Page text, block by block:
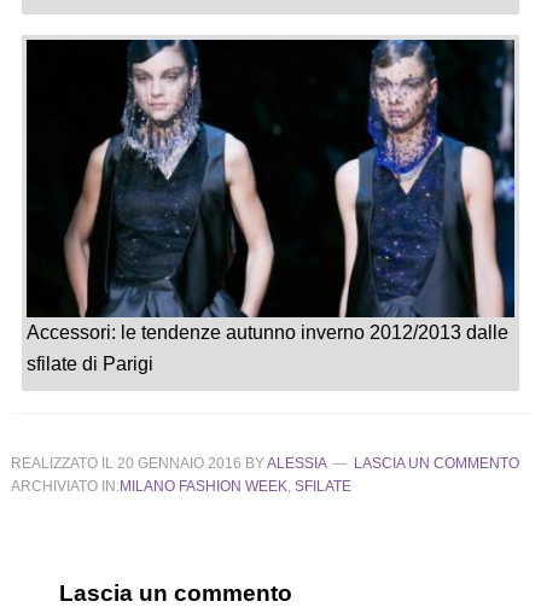
Accessori: le tendenze autunno inverno 2012/2013 dalle
sfilate di Parigi
REALIZZATO IL 20 GENNAIO 2016 BYALESSIA
LASCIA UN COMMENTO
ARCHIVIATO IN:MILANO FASHION WEEK, SFILATE
Lascia un commento